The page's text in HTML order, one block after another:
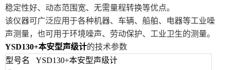
稳定性好、动态范围宽、无需量程转换等优点。
该仪器可广泛应用于各种机器、车辆、船舶、电器等工业噪
声测量，也可用于环境噪声、劳动保护、工业卫生的测量。
YSD130+本安型声级计的技术参数
型号名
YSD130+本安型声级计